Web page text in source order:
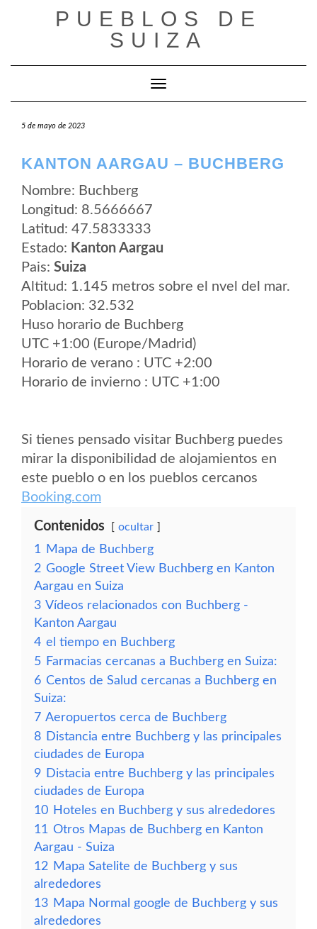
PUEBLOS DE
SUIZA
Cambiar modo de navegación
5 de mayo de 2023
KANTON AARGAU – BUCHBERG
Nombre: Buchberg
Longitud: 8.5666667
Latitud: 47.5833333
Estado: Kanton Aargau
Pais: Suiza
Altitud: 1.145 metros sobre el nvel del mar.
Poblacion: 32.532
Huso horario de Buchberg
UTC +1:00 (Europe/Madrid)
Horario de verano : UTC +2:00
Horario de invierno : UTC +1:00
Si tienes pensado visitar Buchberg puedes
mirar la disponibilidad de alojamientos en
este pueblo o en los pueblos cercanos
Booking.com
Contenidos ocultar
1
Mapa de Buchberg
2 Google Street View Buchberg en Kanton
Aargau en Suiza
3 Vídeos relacionados con Buchberg -
Kanton Aargau
4 el tiempo en Buchberg
5 Farmacias cercanas a Buchberg en Suiza:
6 Centos de Salud cercanas a Buchberg en
Suiza:
7 Aeropuertos cerca de Buchberg
8 Distancia entre Buchberg y las principales
ciudades de Europa
9 Distacia entre Buchberg y las principales
ciudades de Europa
10 Hoteles en Buchberg y sus alrededores
11 Otros Mapas de Buchberg en Kanton
Aargau - Suiza
12 Mapa Satelite de Buchberg y sus
alrededores
13 Mapa Normal google de Buchberg y sus
alrededores